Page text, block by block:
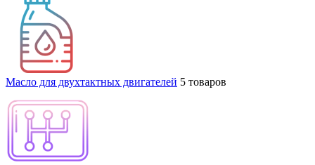
Масло для двухтактных двигателей 5 товаров